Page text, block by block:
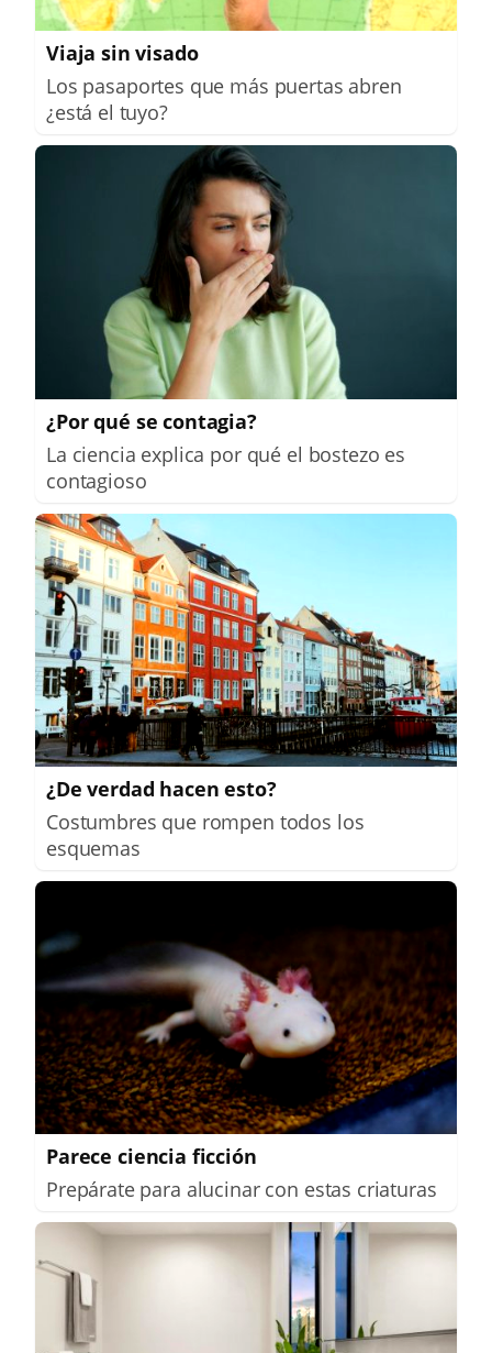
Viaja sin visado
Los pasaportes que más puertas abren
¿está el tuyo?
¿Por qué se contagia?
La ciencia explica por qué el bostezo es
contagioso
¿De verdad hacen esto?
Costumbres que rompen todos los
esquemas
Parece ciencia ficción
Prepárate para alucinar con estas criaturas